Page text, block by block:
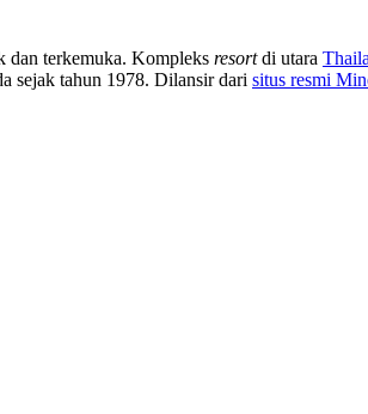
terkemuka. Kompleks resortdi utara
sejak tahun 1978. Dilansir dari situs resmi